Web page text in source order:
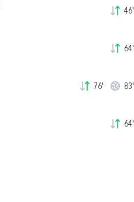
46'
64'
76' 83'
64'